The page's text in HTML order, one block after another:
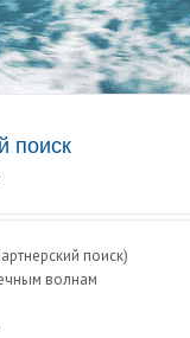
поиск
поиск)
волнам